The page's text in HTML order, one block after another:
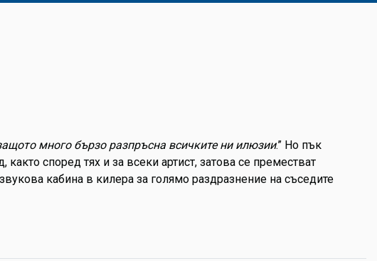
много бързо разпръсна всичките ни илюзии.” Но пък
според тях и за всеки артист, затова се преместват
кабина в килера за голямо раздразнение на съседите